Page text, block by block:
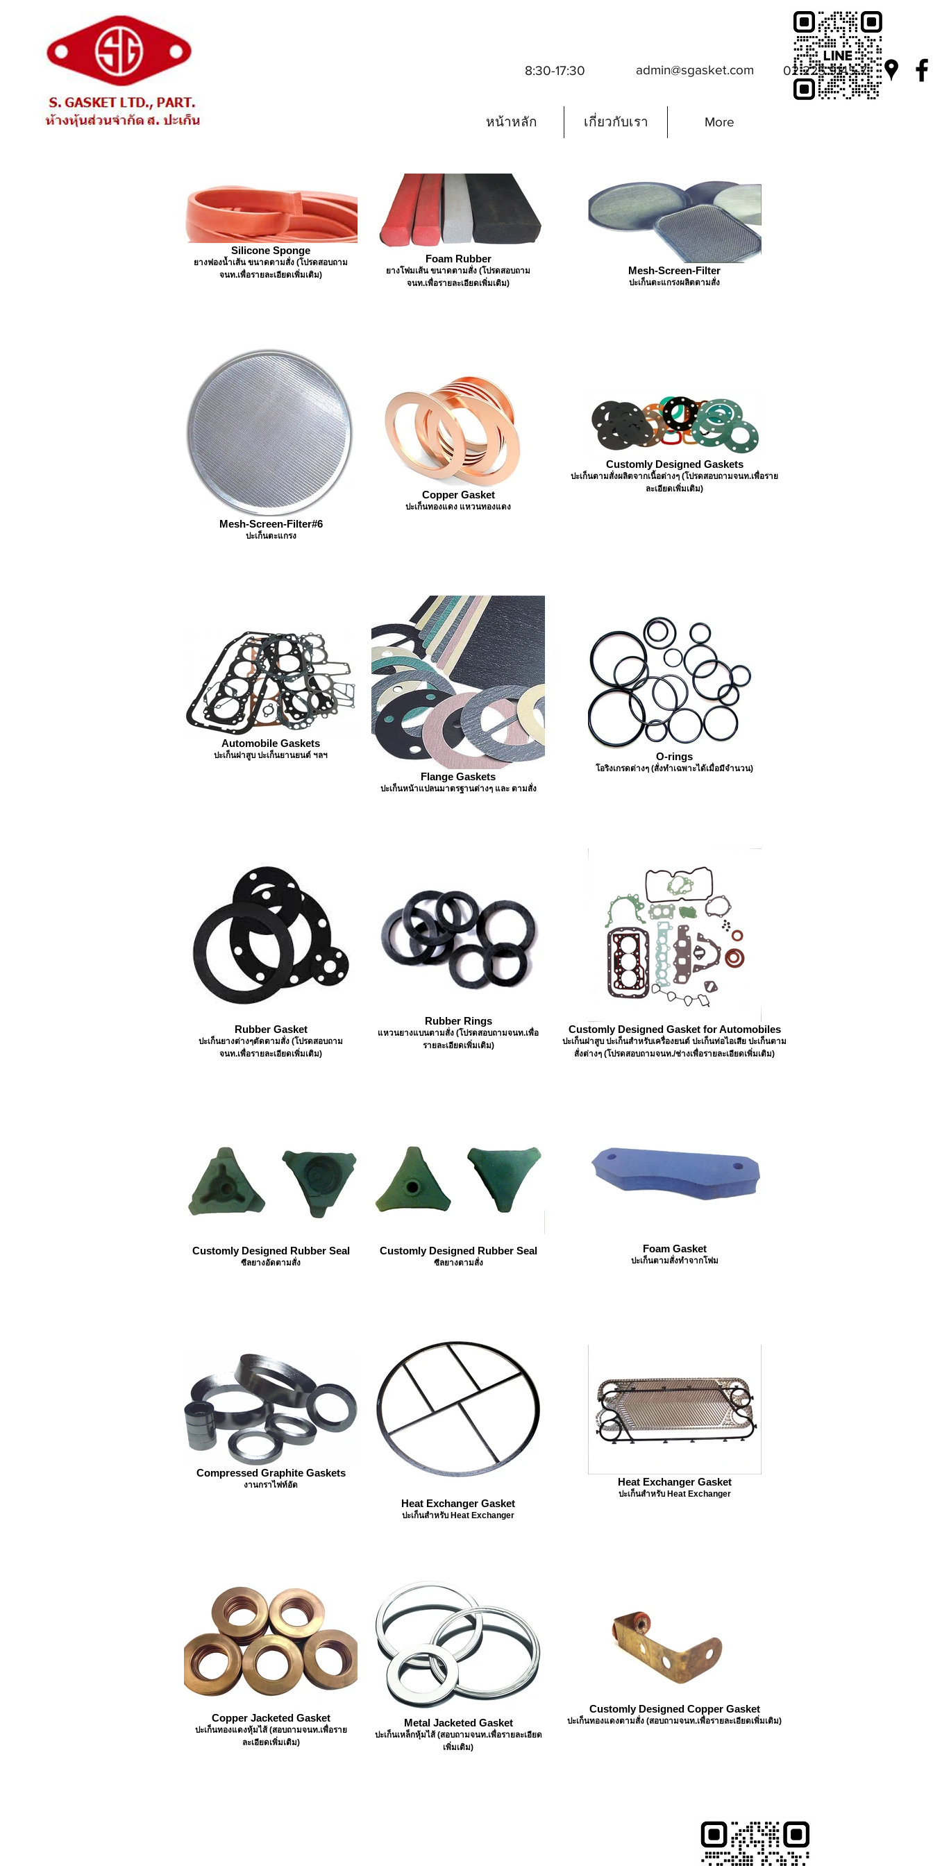
หน้าหลัก เกี่ยวกับเรา More
02 225 9145-7
admin@sgasket.com
8:30-17:30
Silicone Sponge
ยางฟองน้ำเส้น ขนาดตามสั่ง (โปรดสอบถาม
จนท.เพื่อรายละเอียดเพิ่มเติม)
Foam Rubber
ยางโฟมเส้น ขนาดตามสั่ง (โปรดสอบถาม
จนท.เพื่อรายละเอียดเพิ่มเติม)
Mesh-Screen-Filter
ปะเก็นตะแกรงผลิตตามสั่ง
Mesh-Screen-Filter#6
ปะเก็นตะแกรง
Copper Gasket
ปะเก็นทองแดง แหวนทองแดง
Customly Designed Gaskets
ปะเก็นตามสั่งผลิตจากเนื้อต่างๆ (โปรดสอบถามจนท.เพื่อราย
ละเอียดเพิ่มเติม)
Automobile Gaskets
ปะเก็นฝาสูบ ปะเก็นยานยนต์ ฯลฯ
Flange Gaskets
ปะเก็นหน้าแปลนมาตรฐานต่างๆ และ ตามสั่ง
O-rings
โอริงเกรดต่างๆ (สั่งทำเฉพาะได้เมื่อมีจำนวน)
Rubber Gasket
ปะเก็นยางต่างๆตัดตามสั่ง (โปรดสอบถาม
จนท.เพื่อรายละเอียดเพิ่มเติม)
Rubber Rings
แหวนยางแบนตามสั่ง (โปรดสอบถามจนท.เพื่อ
รายละเอียดเพิ่มเติม)
Customly Designed Gasket for Automobiles
ปะเก็นฝาสูบ ปะเก็นสำหรับเครื่องยนต์ ปะเก็นท่อไอเสีย ปะเก็นตาม
สั่งต่างๆ (โปรดสอบถามจนท./ช่างเพื่อรายละเอียดเพิ่มเติม)
Customly Designed Rubber Seal
ซีลยางอัดตามสั่ง
Customly Designed Rubber Seal
ซีลยางตามสั่ง
Foam Gasket
ปะเก็นตามสั่งทำจากโฟม
Compressed Graphite Gaskets
งานกราไฟท์อัด
Heat Exchanger Gasket
ปะเก็นสำหรับ Heat Exchanger
Heat Exchanger Gasket
ปะเก็นสำหรับ Heat Exchanger
Copper Jacketed Gasket
ปะเก็นทองแดงหุ้มไส้ (สอบถามจนท.เพื่อราย
ละเอียดเพิ่มเติม)
Metal Jacketed Gasket
ปะเก็นเหล็กหุ้มไส้ (สอบถามจนท.เพื่อรายละเอียด
เพิ่มเติม)
Customly Designed Copper Gasket
ปะเก็นทองแดงตามสั่ง (สอบถามจนท.เพื่อรายละเอียดเพิ่มเติม)